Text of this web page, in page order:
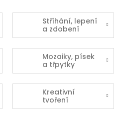
Stříhání, lepení
a zdobení
Mozaiky, písek
a třpytky
Kreativní
tvoření